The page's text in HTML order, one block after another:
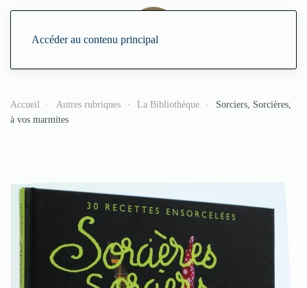
Accéder au contenu principal
Accueil Autres rubriques La Bibliothèque
Sorciers, Sorcières,
à vos marmites